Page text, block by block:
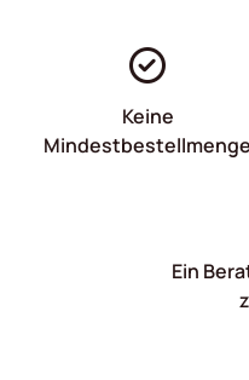
Keine
Mindestbestellmenge
Ein